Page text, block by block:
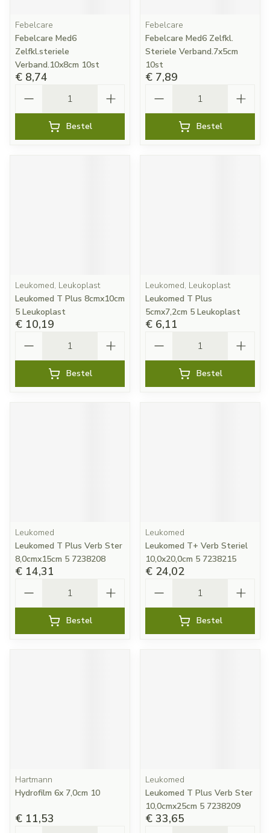
Febelcare
Febelcare Med6
Zelfkl.steriele
Verband.10x8cm 10st
€ 8,74
Bestel
Febelcare
Febelcare Med6 Zelfkl.
Steriele Verband.7x5cm
10st
€ 7,89
Bestel
Leukomed, Leukoplast
Leukomed T Plus 8cmx10cm
5 Leukoplast
€ 10,19
Bestel
Leukomed, Leukoplast
Leukomed T Plus
5cmx7,2cm 5 Leukoplast
€ 6,11
Bestel
Leukomed
Leukomed T Plus Verb Ster
8,0cmx15cm 5 7238208
€ 14,31
Bestel
Leukomed
Leukomed T+ Verb Steriel
10,0x20,0cm 5 7238215
€ 24,02
Bestel
Hartmann
Hydrofilm 6x 7,0cm 10
€ 11,53
Leukomed
Leukomed T Plus Verb Ster
10,0cmx25cm 5 7238209
€ 33,65